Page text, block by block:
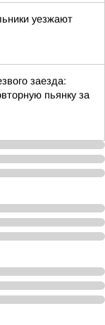
уезжают
заезда:
пьянку за